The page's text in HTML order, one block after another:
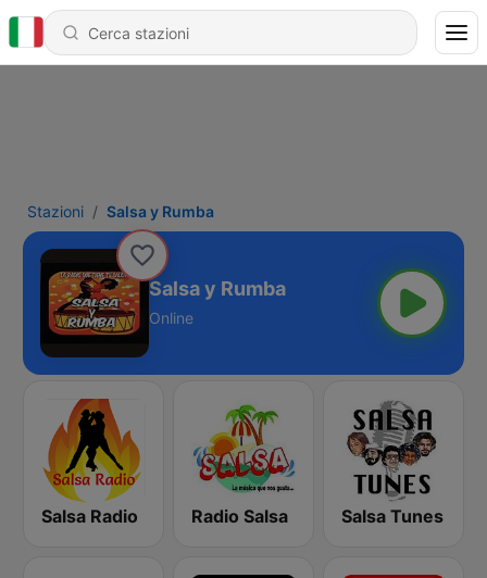
Stazioni Salsa y Rumba
Salsa y Rumba
Online
Salsa Radio Radio Salsa Salsa Tunes